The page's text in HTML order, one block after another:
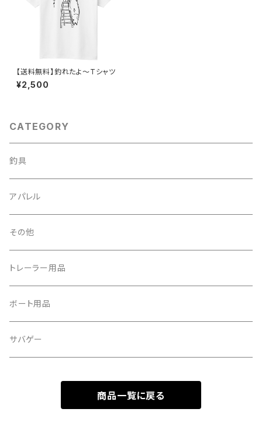
【送料無料】釣れたよ～Tシャツ
¥2,500
CATEGORY
釣具
アパレル
その他
トレーラー用品
ボート用品
サバゲー
商品一覧に戻る